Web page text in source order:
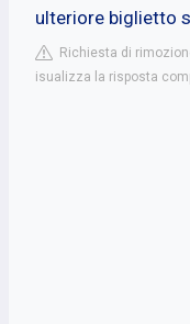
ulteriore biglietto
Richiesta di
isualizza la risposta